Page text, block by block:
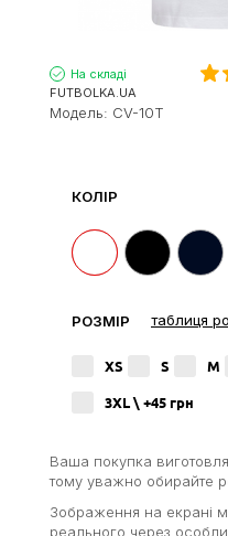
На складі
FUTBOLKA.UA
Модель: CV-10T
КОЛІР
РОЗМІР таблиця
XS S M
3XL \ +45 грн
Ваша покупка
тому уважно обирайте
Зображення на екрані
реального через